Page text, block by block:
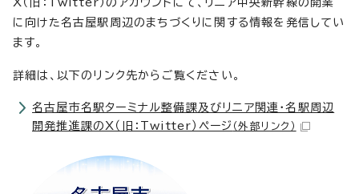
X（旧：Twitter）のアカウントにて、リニア中央新幹線の開業
に向けた名古屋駅周辺のまちづくりに関する情報を発信してい
ます。
詳細は、以下のリンク先からご覧ください。
名古屋市名駅ターミナル整備課及びリニア関連・名駅周辺
開発推進課のX（旧：Twitter）ページ （外部リンク）